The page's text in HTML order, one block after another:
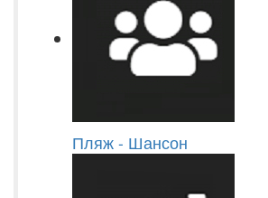
Пляж - Шансон